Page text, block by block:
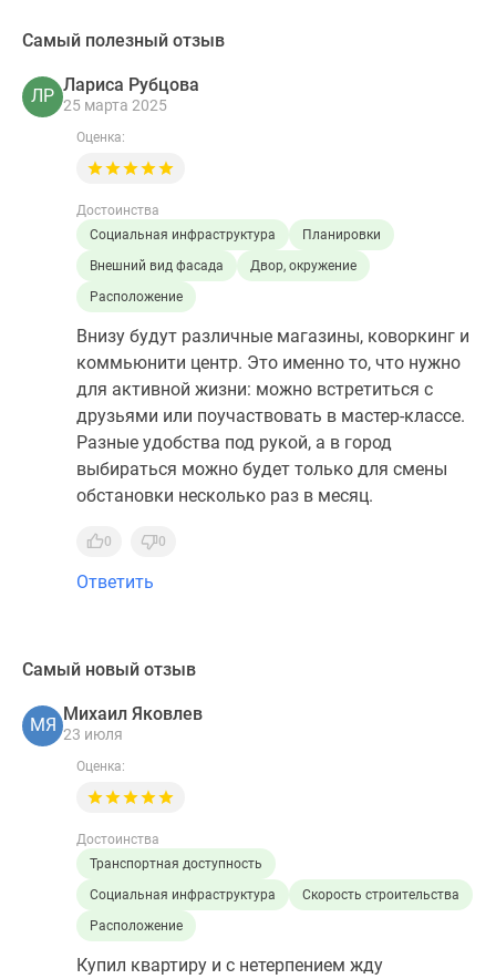
Самый полезный отзыв
ЛР
Лариса Рубцова
25 марта 2025
Оценка:
Достоинства
Социальная инфраструктура
Планировки
Внешний вид фасада
Двор, окружение
Расположение
Внизу будут различные магазины, коворкинг и
коммьюнити центр. Это именно то, что нужно
для активной жизни: можно встретиться с
друзьями или поучаствовать в мастер-классе.
Разные удобства под рукой, а в город
выбираться можно будет только для смены
обстановки несколько раз в месяц.
0 0
Ответить
Самый новый отзыв
МЯ
Михаил Яковлев
23 июля
Оценка:
Достоинства
Транспортная доступность
Социальная инфраструктура
Скорость строительства
Расположение
Купил квартиру и с нетерпением жду